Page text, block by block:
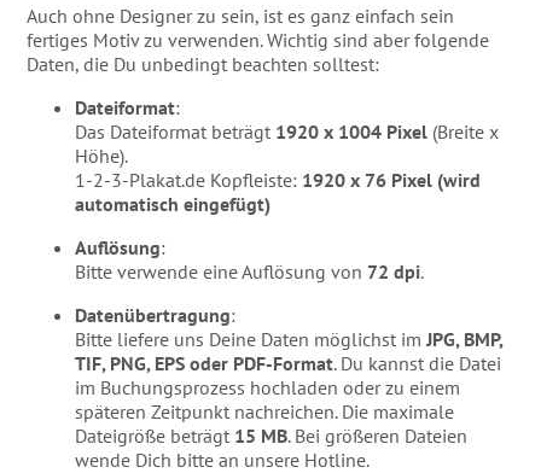
Auch ohne Designer zu sein, ist es ganz einfach sein
fertiges Motiv zu verwenden. Wichtig sind aber folgende
Daten, die Du unbedingt beachten solltest:
Dateiformat:
Das Dateiformat beträgt 1920 x 1004 Pixel (Breite x
Höhe).
1-2-3-Plakat.de Kopfleiste: 1920 x 76 Pixel (wird
automatisch eingefügt)
Auflösung:
Bitte verwende eine Auflösung von 72 dpi.
Datenübertragung:
Bitte liefere uns Deine Daten möglichst imJPG, BMP,
TIF, PNG, EPS oder PDF-Format. Du kannst die Datei
im Buchungsprozess hochladen oder zu einem
späteren Zeitpunkt nachreichen. Die maximale
Dateigröße beträgt 15 MB. Bei größeren Dateien
wende Dich bitte an unsere Hotline.